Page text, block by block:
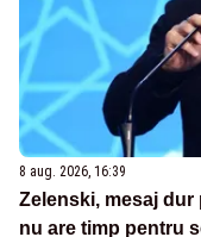
8 aug. 2026, 16:39
Zelenski, mesaj dur
nu are timp pentru